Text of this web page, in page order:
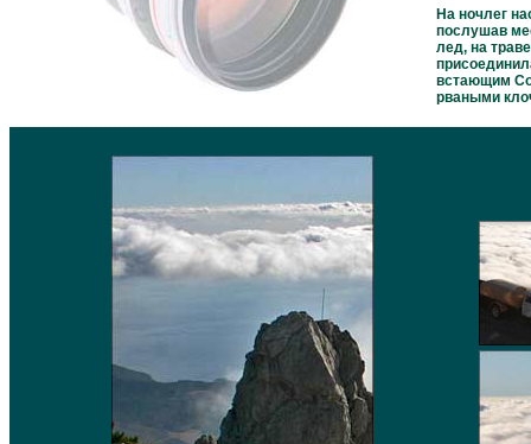
На ночлег
послушав
лед, на
встающим
рваными